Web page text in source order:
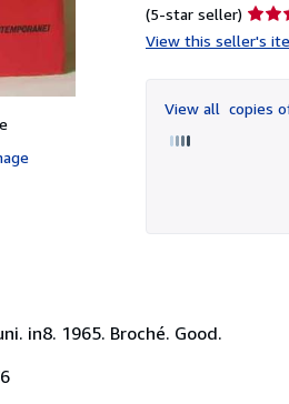
(5-star seller) Seller
rating
of
5
View this seller's
View all copies
in8. 1965. Broché. Good.